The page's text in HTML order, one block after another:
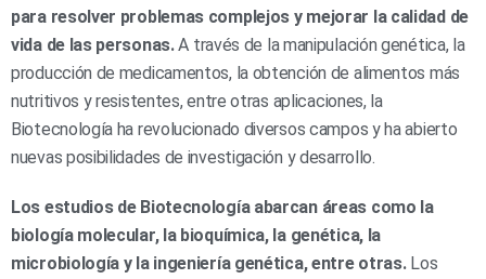
para resolver problemas complejos y mejorar la calidad de
vida de las personas.A través de la manipulación genética, la
producción de medicamentos, la obtención de alimentos más
nutritivos y resistentes, entre otras aplicaciones, la
Biotecnología ha revolucionado diversos campos y ha abierto
nuevas posibilidades de investigación y desarrollo.
Los estudios de Biotecnología abarcan áreas como la
biología molecular, la bioquímica, la genética, la
microbiología y la ingeniería genética, entre otras.Los